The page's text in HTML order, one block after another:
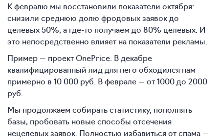
К февралю мы восстановили показатели октября:
снизили среднюю долю фродовых заявок до
целевых 50%, а где-то получаем до 80% целевых. И
это непосредственно влияет на показатели рекламы.
Пример — проект OnePrice. В декабре
квалифицированный лид для него обходился нам
примерно в 10 000 руб. В феврале — от 1000 до 2000
руб.
Мы продолжаем собирать статистику, пополнять
базы, пробовать новые способы отсечения
нецелевых заявок. Полностью избавиться от спама —